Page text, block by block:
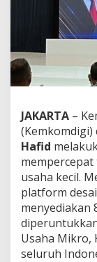
JAKARTA –
Hafid
usaha kecil.
platform
menyediakan
Usaha Mikro,
seluruh